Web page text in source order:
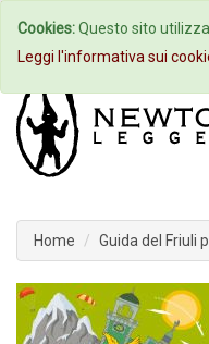
Home
Home Guida del Friuli
Cookies:Questo sito
Leggi l'informativa sui